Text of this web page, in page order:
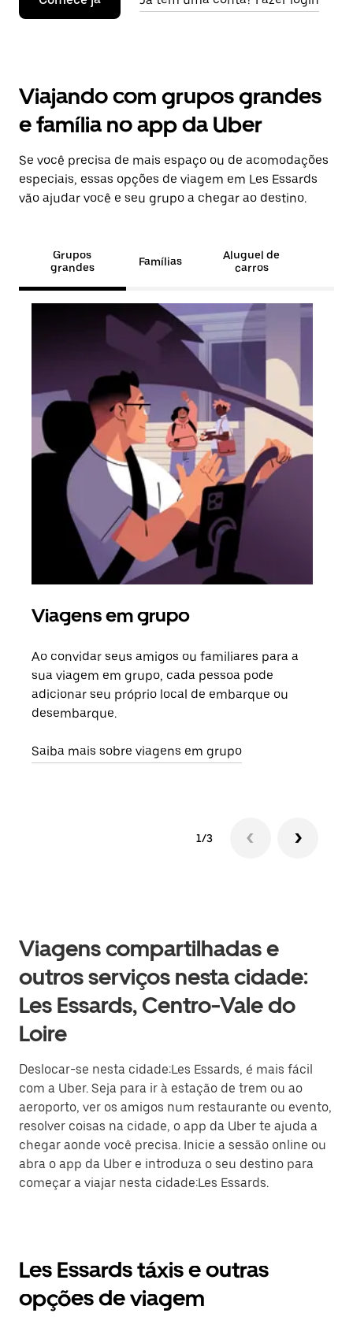
Viajando com grupos grandes
e família no app da Uber
Se você precisa de mais espaço ou de acomodações
especiais, essas opções de viagem em Les Essards
vão ajudar você e seu grupo a chegar ao destino.
Grupos
grandes
Famílias
Aluguel de
carros
Viagens em grupo
Ao convidar seus amigos ou familiares para a
sua viagem em grupo, cada pessoa pode
adicionar seu próprio local de embarque ou
desembarque.
Saiba mais sobre viagens em grupo
1/3
Viagens compartilhadas e
outros serviços nesta cidade:
Les Essards, Centro-Vale do
Loire
Deslocar-se nesta cidade:Les Essards, é mais fácil
com a Uber. Seja para ir à estação de trem ou ao
aeroporto, ver os amigos num restaurante ou evento,
resolver coisas na cidade, o app da Uber te ajuda a
chegar aonde você precisa. Inicie a sessão online ou
abra o app da Uber e introduza o seu destino para
começar a viajar nesta cidade:Les Essards.
Les Essards táxis e outras
opções de viagem